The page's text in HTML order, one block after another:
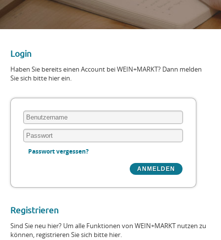
Login
Haben Sie bereits einen Account bei WEIN+MARKT? Dann melden
Sie sich bitte hier ein.
Passwort vergessen?
Registrieren
Sind Sie neu hier? Um alle Funktionen von WEIN+MARKT nutzen zu
können, registrieren Sie sich bitte hier.